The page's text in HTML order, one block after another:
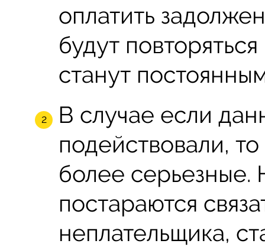
оплатить
будут
станут
В случае если
подействовали,
более серьезные.
постараются
неплательщика,